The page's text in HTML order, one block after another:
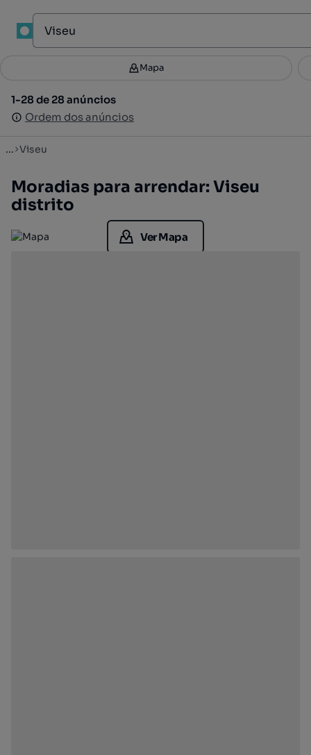
Filtros 3
1-28 de 28 anúncios
Ordem dos anúncios
Mapa
1-28 de 28 anúncios
Ordem dos anúncios
... Viseu
Moradias para arrendar: Viseu
distrito
Ver Mapa